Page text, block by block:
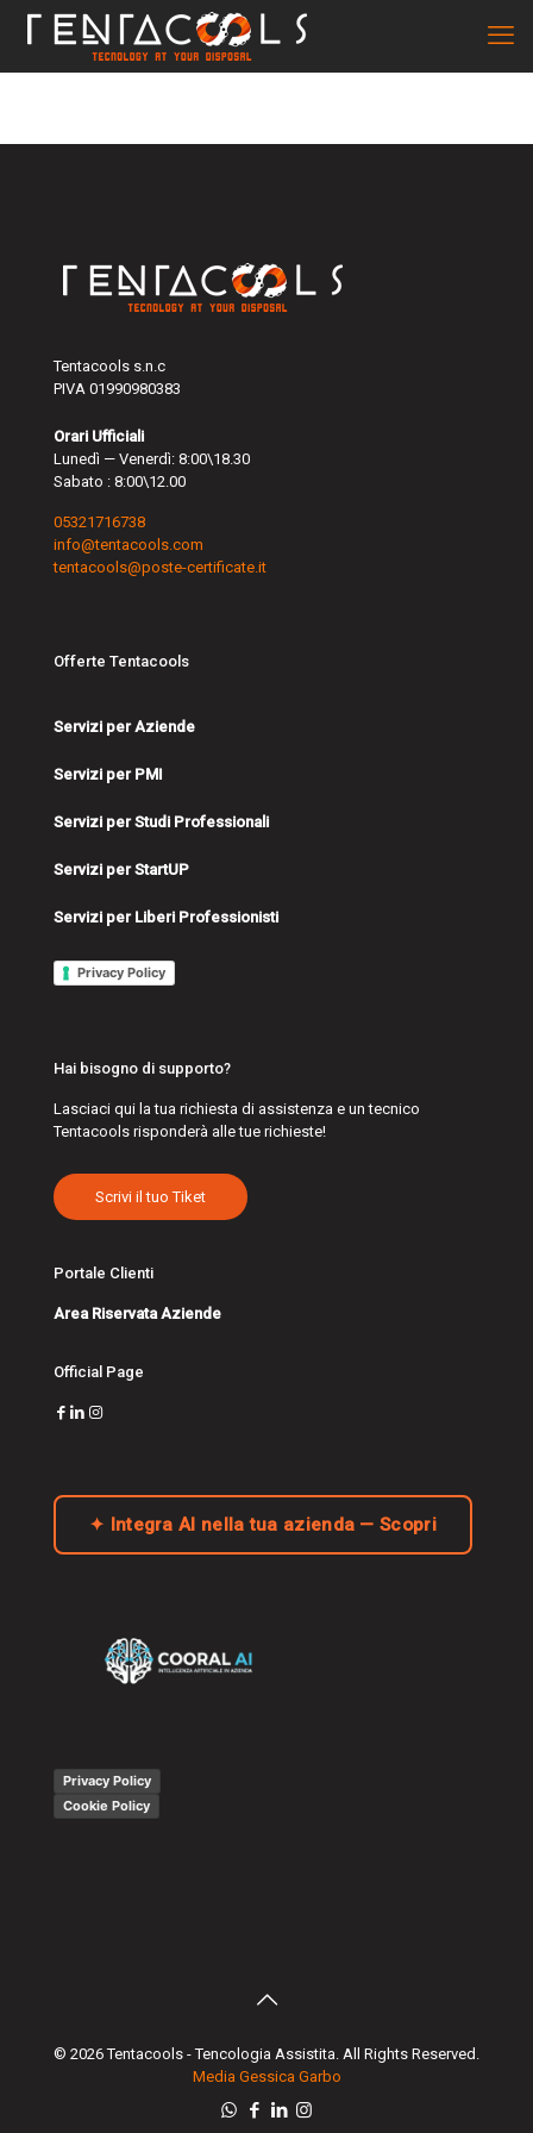
Tentacools s.n.c
PIVA 01990980383
Orari Ufficiali
Lunedì — Venerdì: 8:00\18.30
Sabato : 8:00\12.00
05321716738
info@tentacools.com
tentacools@poste-certificate.it
Offerte Tentacools
Servizi per Aziende
Servizi per PMI
Servizi per Studi Professionali
Servizi per StartUP
Servizi per Liberi Professionisti
Privacy Policy
Hai bisogno di supporto?
Lasciaci qui la tua richiesta di assistenza e un tecnico
Tentacools risponderà alle tue richieste!
Scrivi il tuo Tiket
Portale Clienti
Area Riservata Aziende
Official Page
✦ Integra AI nella tua azienda — Scopri
Privacy Policy
Cookie Policy
© 2026 Tentacools - Tencologia Assistita. All Rights Reserved.
Media Gessica Garbo